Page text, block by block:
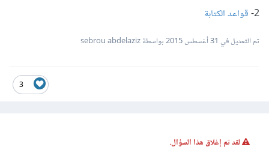
2- قواعد الكتابة
تم التعديل في 31 أغسطس 2015 بواسطة sebrou abdelaziz
3
لقد تم إغلاق هذا السؤال.